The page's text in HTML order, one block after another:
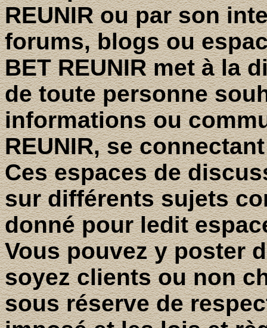
REUNIR ou par son
forums, blogs ou
BET REUNIR met à la
de toute personne
informations ou
REUNIR, se
Ces espaces de
sur différents sujets
donné pour ledit
Vous pouvez y poster
soyez clients ou non
sous réserve de